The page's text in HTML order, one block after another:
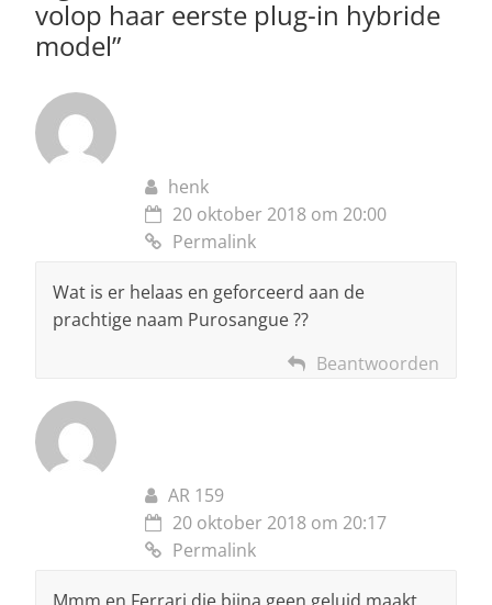
volop haar eerste plug-in hybride
model”
henk
20 oktober 2018 om 20:00
Permalink
Wat is er helaas en geforceerd aan de
prachtige naam Purosangue ??
Beantwoorden
AR 159
20 oktober 2018 om 20:17
Permalink